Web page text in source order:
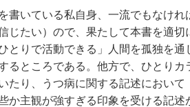
書いている私自身、一流でもなけれ
じたい）ので、果たして本書を適
とりで活動できる」人間を孤独を
るところである。他方で、ひとり
たり、うつ病に関する記述におい
か主観が強すぎる印象を受ける記